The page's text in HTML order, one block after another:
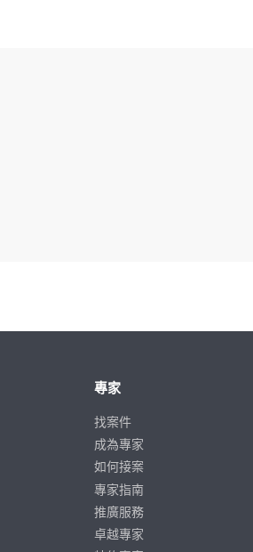
專家
找案件
成為專家
如何接案
專家指南
推廣服務
卓越專家